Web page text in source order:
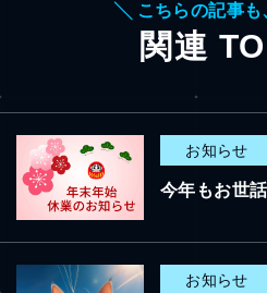
╲ こちらの記事
関連
お知らせ
今年もお世
お知らせ